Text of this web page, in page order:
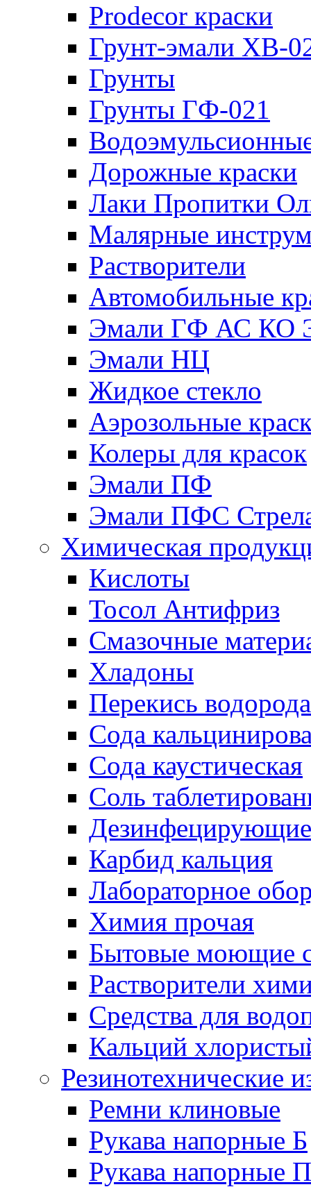
Prodecor краски
Грунт-эмали ХВ-
Грунты
Грунты ГФ-021
Дорожные краски
Лаки Пропитки
Малярные
Растворители
Автомобильные
Эмали ГФ АС КО
Эмали НЦ
Жидкое стекло
Аэрозольные
Колеры для красок
Эмали ПФ
Эмали ПФС
Химическая
Кислоты
Тосол Антифриз
Смазочные
Хладоны
Перекись водорода
Сода
Сода каустическая
Соль
Дезинфецирующие
Карбид кальция
Лабораторное
Химия прочая
Бытовые моющие
Растворители
Средства для
Кальций
Резинотехнические
Ремни клиновые
Рукава напорные Б
Рукава напорные П